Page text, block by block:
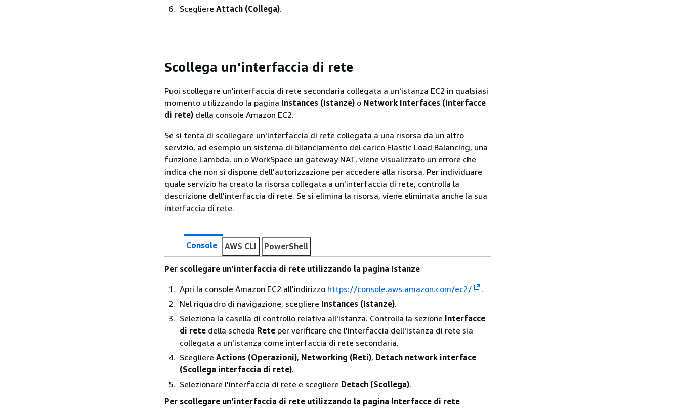
Scegliere Attach (Collega).
Scollega un'interfaccia di rete
Puoi scollegare un'interfaccia di rete secondaria collegata a un'istanza EC2 in qualsiasi
momento utilizzando la pagina Instances (Istanze) o Network Interfaces (Interfacce
di rete) della console Amazon EC2.
Se si tenta di scollegare un'interfaccia di rete collegata a una risorsa da un altro
servizio, ad esempio un sistema di bilanciamento del carico Elastic Load Balancing, una
funzione Lambda, un o WorkSpace un gateway NAT, viene visualizzato un errore che
indica che non si dispone dell'autorizzazione per accedere alla risorsa. Per individuare
quale servizio ha creato la risorsa collegata a un'interfaccia di rete, controlla la
descrizione dell'interfaccia di rete. Se si elimina la risorsa, viene eliminata anche la sua
interfaccia di rete.
Console AWS CLI PowerShell
Per scollegare un’interfaccia di rete utilizzando la pagina Istanze
Apri la console Amazon EC2 all'indirizzo https://console.aws.amazon.com/ec2/
.
Nel riquadro di navigazione, scegliere Instances (Istanze).
Seleziona la casella di controllo relativa all'istanza. Controlla la sezione Interfacce
di rete della scheda Rete per verificare che l'interfaccia dell'istanza di rete sia
collegata a un'istanza come interfaccia di rete secondaria.
Scegliere Actions (Operazioni), Networking (Reti), Detach network interface
(Scollega interfaccia di rete).
Selezionare l'interfaccia di rete e scegliere Detach (Scollega).
Per scollegare un’interfaccia di rete utilizzando la pagina Interfacce di rete